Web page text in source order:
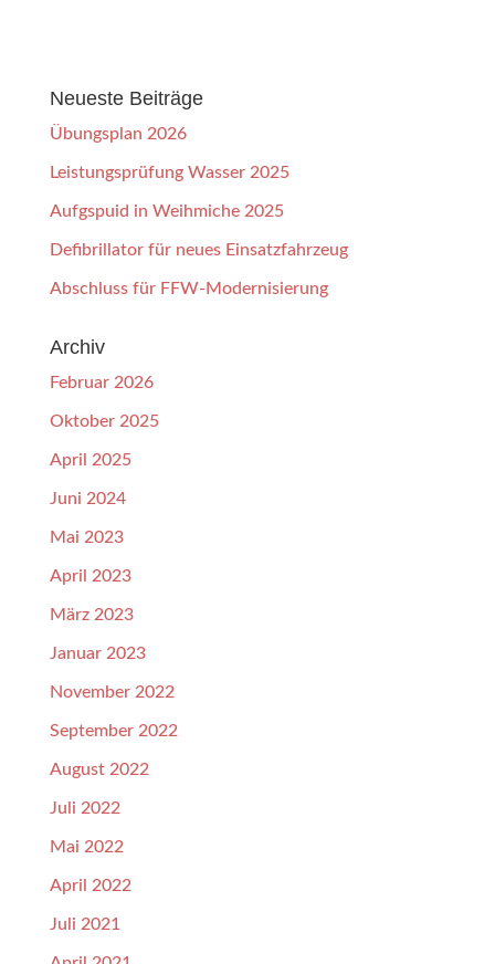
Neueste Beiträge
Übungsplan 2026
Leistungsprüfung Wasser 2025
Aufgspuid in Weihmiche 2025
Defibrillator für neues Einsatzfahrzeug
Abschluss für FFW-Modernisierung
Archiv
Februar 2026
Oktober 2025
April 2025
Juni 2024
Mai 2023
April 2023
März 2023
Januar 2023
November 2022
September 2022
August 2022
Juli 2022
Mai 2022
April 2022
Juli 2021